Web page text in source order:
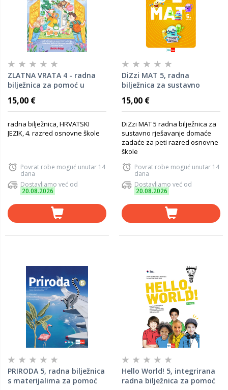
ZLATNA VRATA 4 - radna
bilježnica za pomoć u
četvrtom razredu osnovne
škole
15,00 €
radna bilježnica, HRVATSKI
JEZIK, 4. razred osnovne škole
Povrat robe moguć unutar 14
dana
Dostavljamo već od
20.08.2026
DiZzi MAT 5, radna
bilježnica za sustavno
za peti razred osnovne
škole
15,00 €
DiZzi MAT 5 radna bilježnica za
sustavno rješavanje domaće
zadaće za peti razred osnovne
škole
Povrat robe moguć unutar 14
dana
Dostavljamo već od
20.08.2026
PRIRODA 5, radna bilježnica
s materijalima za pomoć
Hello World! 5, integrirana
radna bilježnica za pomoć